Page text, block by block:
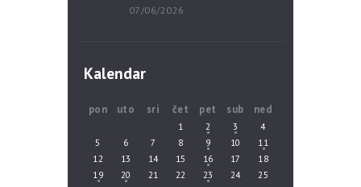
07/06/2026
Kalendar
pon uto sri čet pet sub ned
1 2 3
4
5
6 7 8 9 10
11
12
13 14 15 16 17
18
19
20 21 22 23 24
25